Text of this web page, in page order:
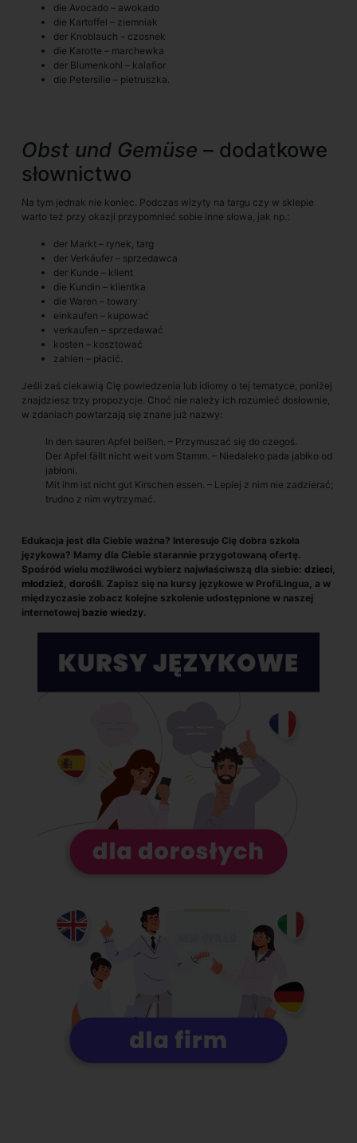
die Avocado – awokado
die Kartoffel – ziemniak
der Knoblauch – czosnek
die Karotte – marchewka
der Blumenkohl – kalafior
die Petersilie – pietruszka.
Obst und Gemüse – dodatkowe
słownictwo
Na tym jednak nie koniec. Podczas wizyty na targu czy w sklepie
warto też przy okazji przypomnieć sobie inne słowa, jak np.:
der Markt – rynek, targ
der Verkäufer – sprzedawca
der Kunde – klient
die Kundin – klientka
die Waren – towary
einkaufen – kupować
verkaufen – sprzedawać
kosten – kosztować
zahlen – płacić.
Jeśli zaś ciekawią Cię powiedzenia lub idiomy o tej tematyce, poniżej
znajdziesz trzy propozycje. Choć nie należy ich rozumieć dosłownie,
w zdaniach powtarzają się znane już nazwy:
In den sauren Apfel beißen. – Przymuszać się do czegoś.
Der Apfel fällt nicht weit vom Stamm. – Niedaleko pada jabłko od
jabłoni.
Mit ihm ist nicht gut Kirschen essen. – Lepiej z nim nie zadzierać;
trudno z nim wytrzymać.
Edukacja jest dla Ciebie ważna? Interesuje Cię dobra szkoła
językowa? Mamy dla Ciebie starannie przygotowaną ofertę.
Spośród wielu możliwości wybierz najwłaściwszą dla siebie: dzieci,
młodzież, dorośli. Zapisz się na kursy językowe w ProfiLingua, a w
międzyczasie zobacz kolejne szkolenie udostępnione w naszej
internetowej bazie wiedzy.